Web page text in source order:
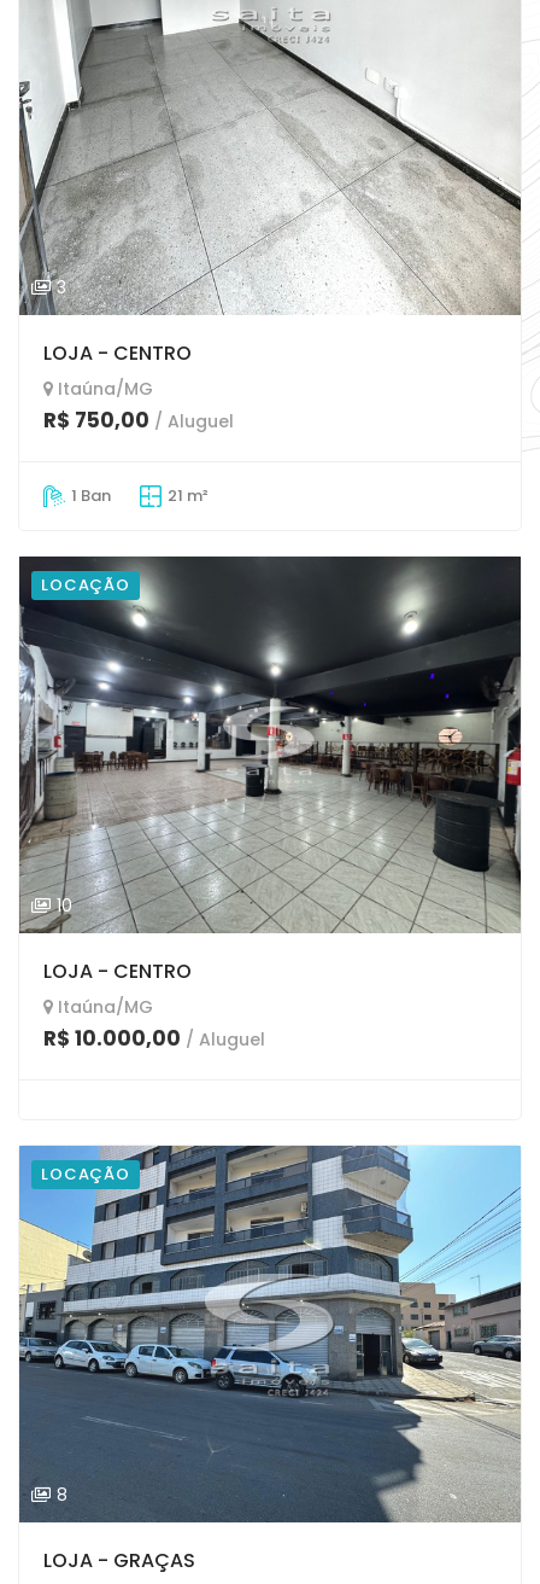
3
LOJA - CENTRO
Itaúna/MG
R$ 750,00 / Aluguel
1 Ban 21 m²
LOCAÇÃO
10
LOJA - CENTRO
Itaúna/MG
R$ 10.000,00 / Aluguel
LOCAÇÃO
8
LOJA - GRAÇAS